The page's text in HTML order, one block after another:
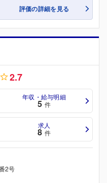
評価の詳細を見る
2.7
年収・給与明細
5 件
求人
8 件
2号